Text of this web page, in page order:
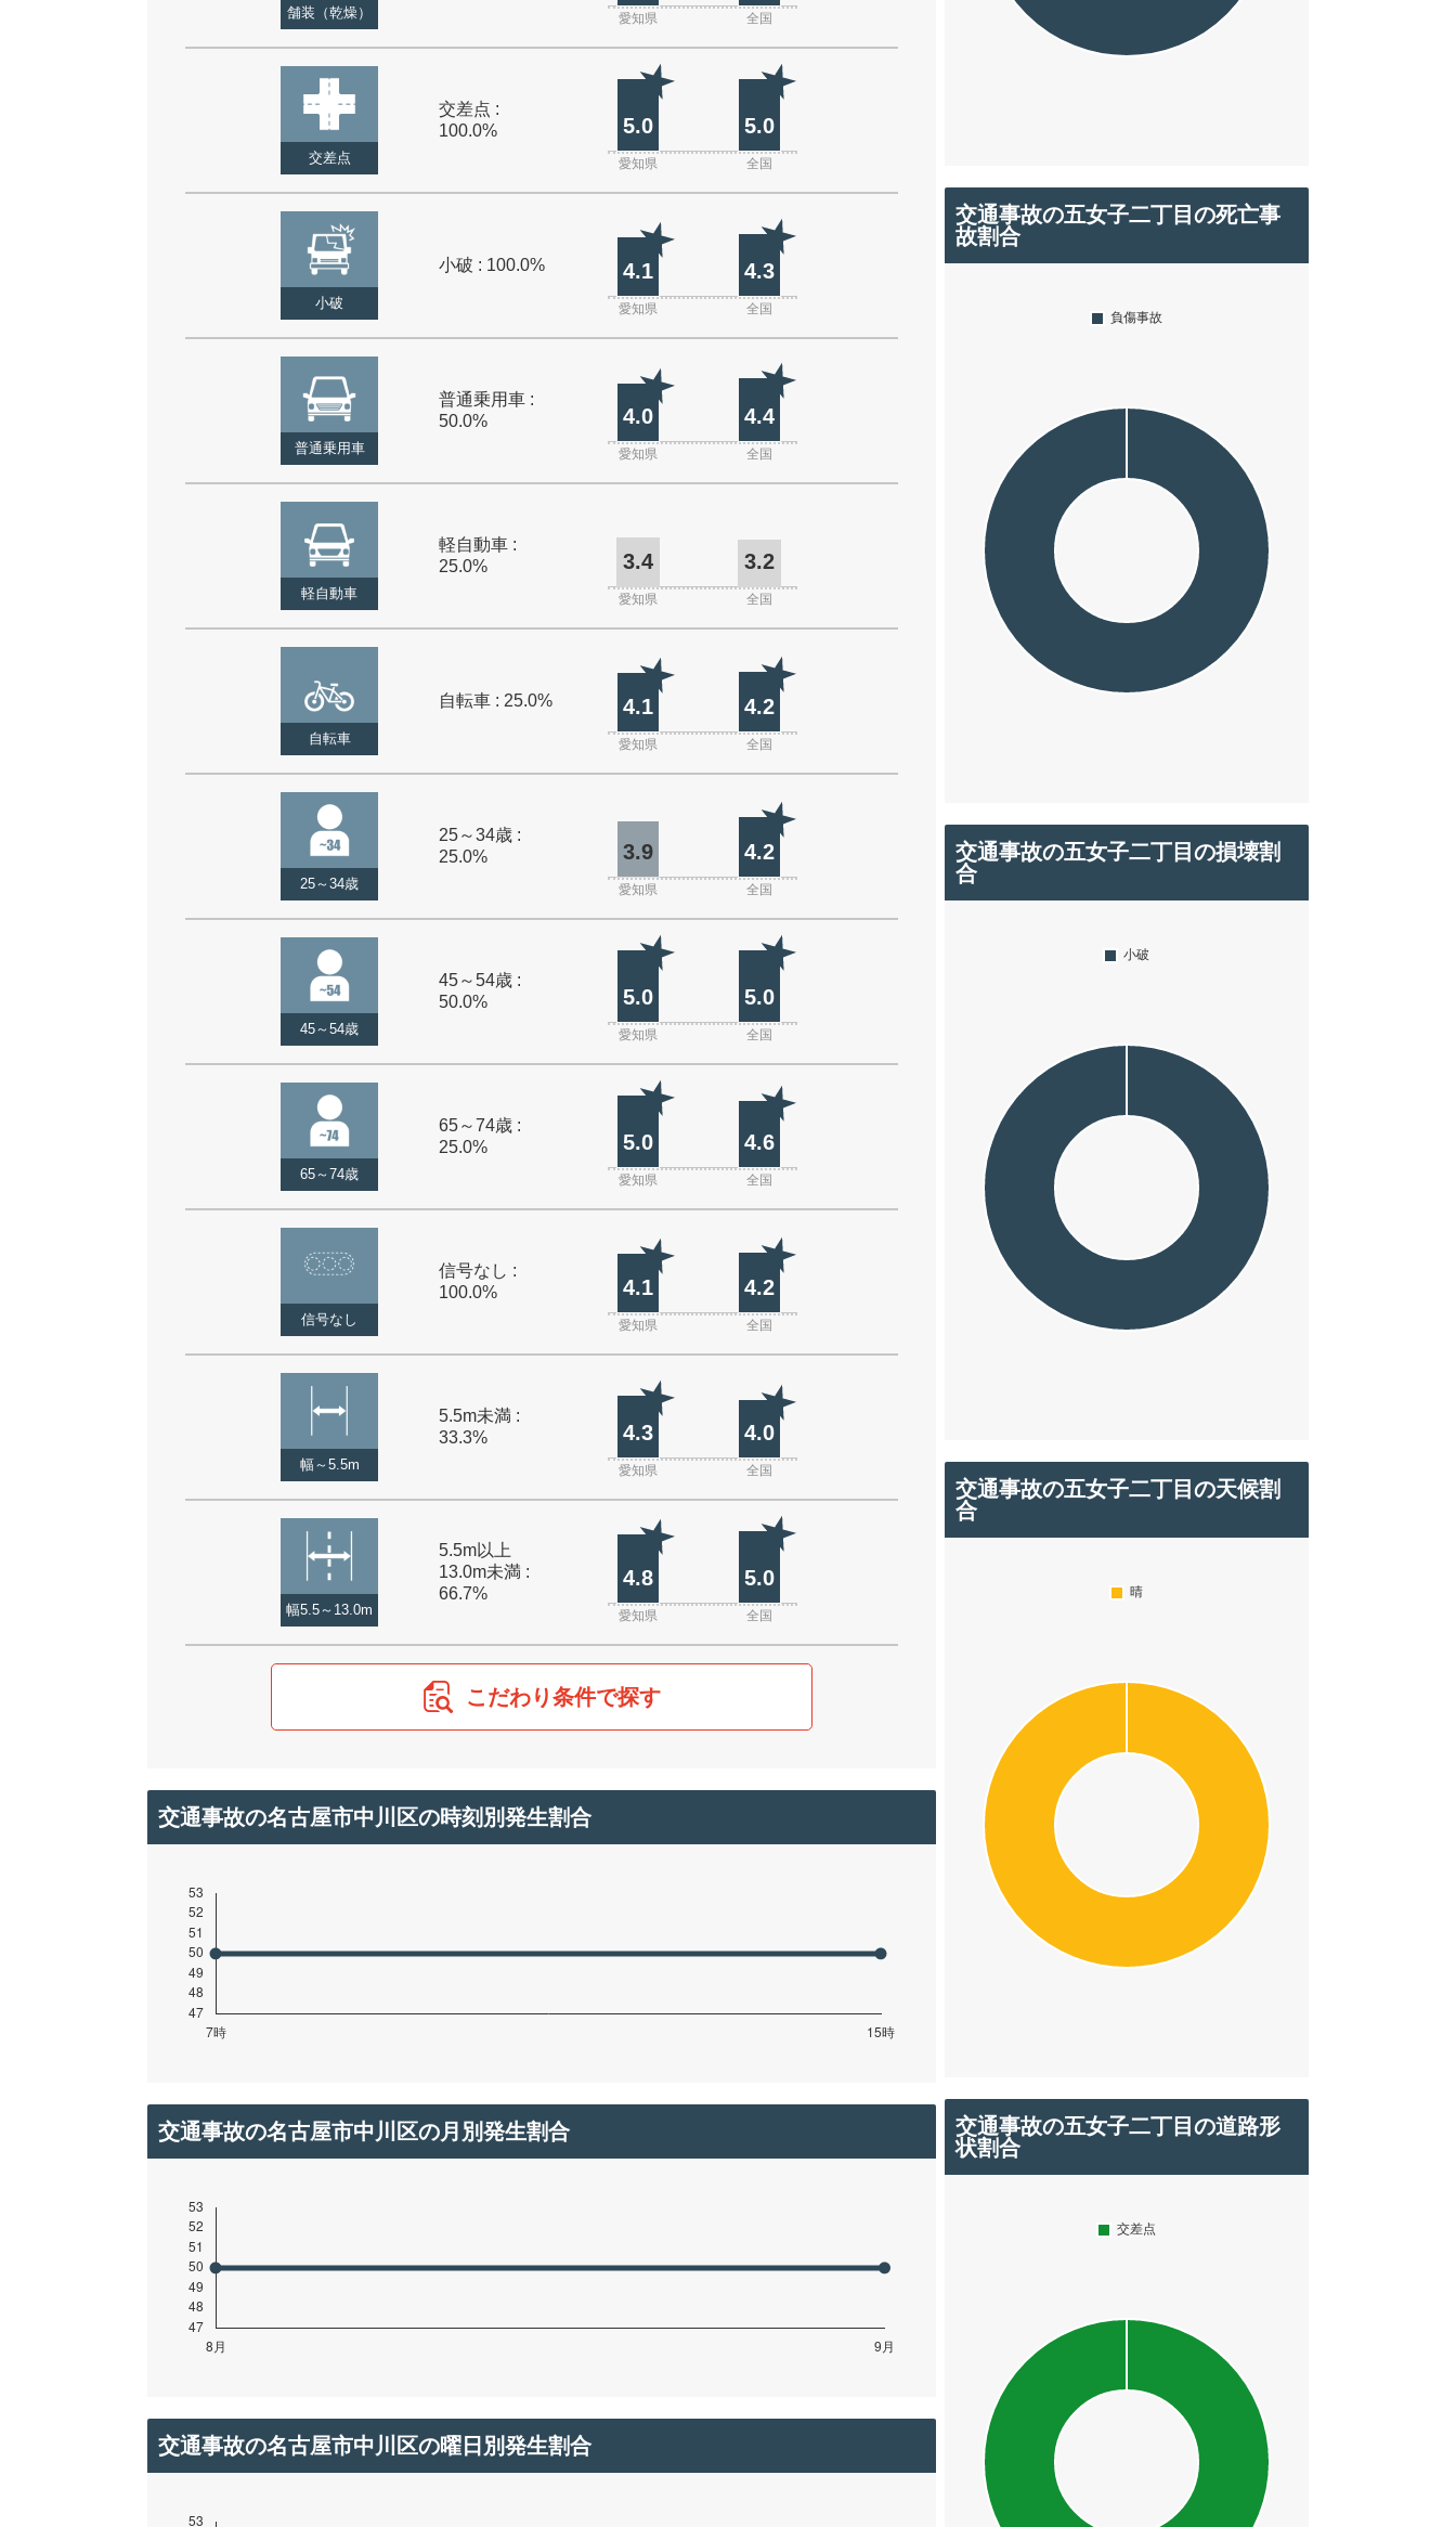
舗装（乾燥） 愛知県 全国
交差点
交差点 :
100.0%
5.0 5.0
愛知県 全国
小破
小破 : 100.0% 4.1 4.3
愛知県 全国
普通乗用車
普通乗用車 :
50.0%
4.0 4.4
愛知県 全国
軽自動車
軽自動車 :
25.0%
3.4 3.2
愛知県 全国
自転車
自転車 : 25.0% 4.1 4.2
愛知県 全国
25～34歳
25～34歳 :
25.0%
3.9 4.2
愛知県 全国
45～54歳
45～54歳 :
50.0%
5.0 5.0
愛知県 全国
65～74歳
65～74歳 :
25.0%
5.0 4.6
愛知県 全国
信号なし
信号なし :
100.0%
4.1 4.2
愛知県 全国
幅～5.5m
5.5m未満 :
33.3%
4.3 4.0
愛知県 全国
幅5.5～13.0m
5.5m以上
13.0m未満 :
66.7%
4.8 5.0
愛知県 全国
こだわり条件で探す
交通事故の名古屋市中川区の時刻別発生割合
交通事故の名古屋市中川区の月別発生割合
交通事故の名古屋市中川区の曜日別発生割合
交通事故の五女子二丁目の死亡事
故割合
交通事故の五女子二丁目の損壊割
合
交通事故の五女子二丁目の天候割
合
交通事故の五女子二丁目の道路形
状割合